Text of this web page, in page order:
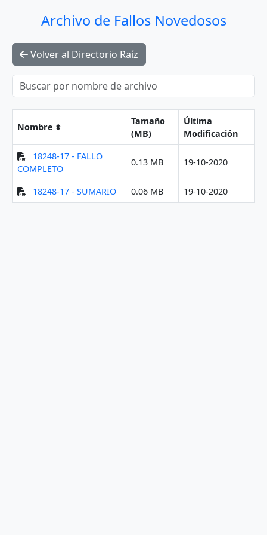
Archivo de Fallos Novedosos
Volver al Directorio Raíz
Nombre
Tamaño
(MB)
Última
Modificación
18248-17 - FALLO
COMPLETO
0.13 MB 19-10-2020
18248-17 - SUMARIO 0.06 MB 19-10-2020